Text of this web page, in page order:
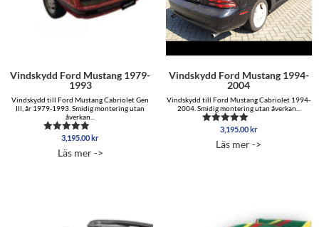
Vindskydd Ford Mustang 1979-
1993
Vindskydd till Ford Mustang Cabriolet Gen
III, år 1979-1993. Smidig montering utan
åverkan...
Betygsatt
av 5
3,195.00 kr
Läs mer ->
Vindskydd Ford Mustang 1994-
2004
Vindskydd till Ford Mustang Cabriolet 1994-
2004. Smidig montering utan åverkan...
Betygsatt
av 5
3,195.00 kr
Läs mer ->